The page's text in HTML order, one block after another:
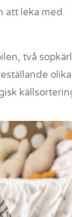
att leka med.
två